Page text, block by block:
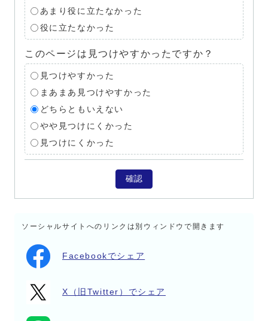
あまり役に立たなかった
役に立たなかった
このページは見つけやすかったですか？
見つけやすかった
まあまあ見つけやすかった
どちらともいえない
やや見つけにくかった
見つけにくかった
確認
ソーシャルサイトへのリンクは別ウィンドウで開きます
Facebookでシェア
X（旧Twitter）でシェア